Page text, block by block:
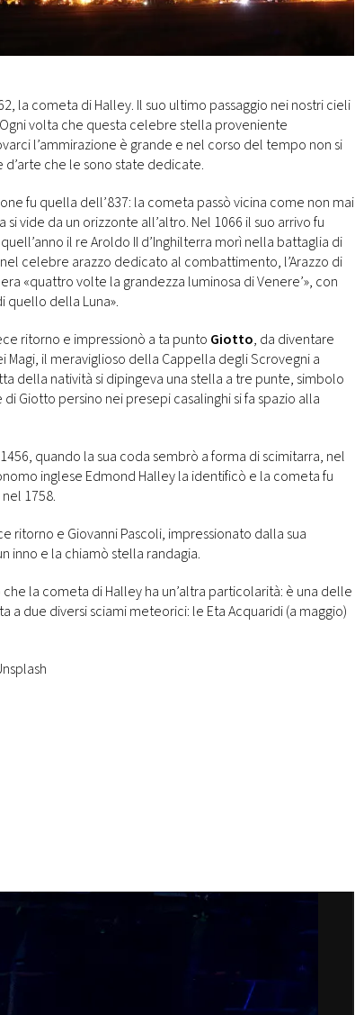
la cometa di Halley. Il suo ultimo passaggio nei nostri cieli
volta che questa celebre stella proveniente
l’ammirazione è grande e nel corso del tempo non si
che le sono state dedicate.
fu quella dell’837: la cometa passò vicina come non mai
vide da un orizzonte all’altro. Nel 1066 il suo arrivo fu
il re Aroldo II d’Inghilterra morì nella battaglia di
celebre arazzo dedicato al combattimento, l’Arazzo di
«quattro volte la grandezza luminosa di Venere’», con
quello della Luna».
ritorno e impressionò a ta punto Giotto, da diventare
Magi, il meraviglioso della Cappella degli Scrovegni a
della natività si dipingeva una stella a tre punte, simbolo
Giotto persino nei presepi casalinghi si fa spazio alla
quando la sua coda sembrò a forma di scimitarra, nel
inglese Edmond Halley la identificò e la cometa fu
1758.
ritorno e Giovanni Pascoli, impressionato dalla sua
inno e la chiamò stella randagia.
la cometa di Halley ha un’altra particolarità: è una delle
a due diversi sciami meteorici: le Eta Acquaridi (a maggio)
edizione